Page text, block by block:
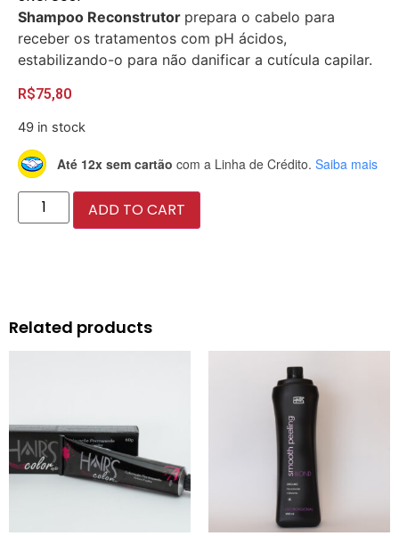
Shampoo Reconstrutor prepara o cabelo para
receber os tratamentos com pH ácidos,
estabilizando-o para não danificar a cutícula capilar.
R$75,80
49 in stock
Até 12x sem cartão com a Linha de Crédito. Saiba mais
ADD TO CART
Related products